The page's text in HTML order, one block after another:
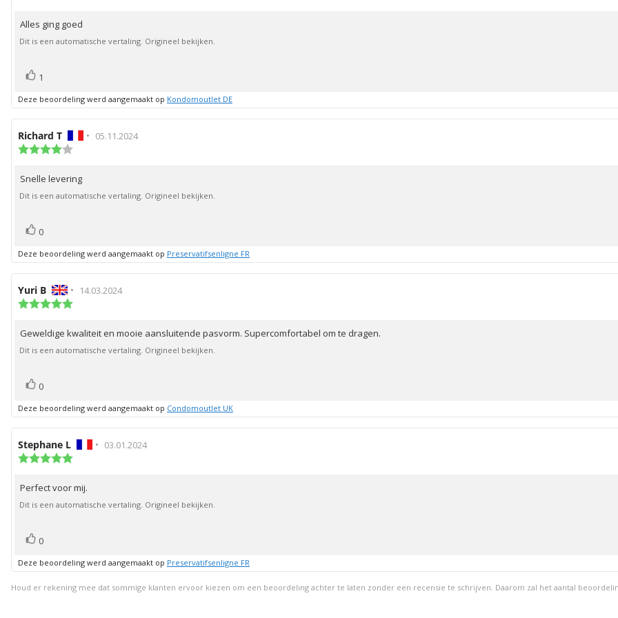
beoordeling:
5
sterren
Beoordelingstekst:
Alles ging goed
Dit is een automatische vertaling. Origineel bekijken.
Stem
omhoog
1
Deze beoordeling werd aangemaakt op Kondomoutlet DE
Auteur
van
beoordeling:
Richard T • Beoordelingsdatum:
05.11.2024
5
sterren
Beoordelingstekst:
Snelle levering
Dit is een automatische vertaling. Origineel bekijken.
Stem
omhoog
0
Deze beoordeling werd aangemaakt op Preservatifsenligne FR
Auteur
van
beoordeling:
Yuri B • Beoordelingsdatum:
14.03.2024
5
sterren
Beoordelingstekst:
Geweldige kwaliteit en mooie aansluitende pasvorm. Supercomfortabel om te dragen.
Dit is een automatische vertaling. Origineel bekijken.
Stem
omhoog
0
Deze beoordeling werd aangemaakt op Condomoutlet UK
Auteur
van
beoordeling:
Stephane L • Beoordelingsdatum:
03.01.2024
5
sterren
Beoordelingstekst:
Perfect voor mij.
Dit is een automatische vertaling. Origineel bekijken.
Stem
omhoog
0
Deze beoordeling werd aangemaakt op Preservatifsenligne FR
Houd er rekening mee dat sommige klanten ervoor kiezen om een beoordeling achter te laten zonder een recensie te schrijven. Daarom zal het aantal